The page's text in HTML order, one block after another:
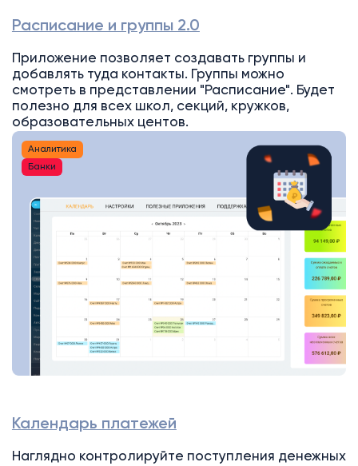
Расписание и группы 2.0
Приложение позволяет создавать группы и
добавлять туда контакты. Группы можно
смотреть в представлении "Расписание". Будет
полезно для всех школ, секций, кружков,
образовательных центов.
Аналитика
Банки
Календарь платежей
Наглядно контролируйте поступления денежных